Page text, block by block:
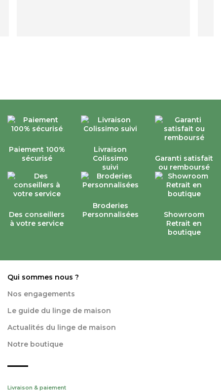
Paiement 100%
sécurisé
Livraison
Colissimo
suivi
Garanti satisfait
ou remboursé
Des conseillers
à votre service
Broderies
Personnalisées
Showroom
Retrait en
boutique
Qui sommes nous ?
Nos engagements
Le guide du linge de maison
Actualités du linge de maison
Notre boutique
Livraison & paiement